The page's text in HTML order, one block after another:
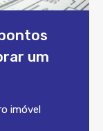
um
imóvel